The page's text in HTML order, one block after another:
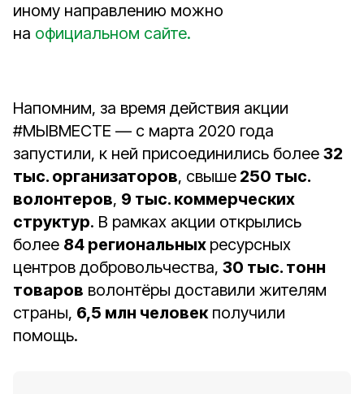
иному направлению можно
на официальном сайте.
Напомним, за время действия акции
#МЫВМЕСТЕ — с марта 2020 года
запустили, к ней присоединились более 32
тыс. организаторов, свыше 250 тыс.
волонтеров, 9 тыс. коммерческих
структур. В рамках акции открылись
более 84 региональных ресурсных
центров добровольчества, 30 тыс. тонн
товаров волонтёры доставили жителям
страны, 6,5 млн человекполучили
помощь.